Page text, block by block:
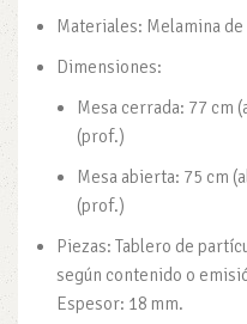
Materiales: Melamina
Dimensiones:
Mesa cerrada: 77 cm
(prof.)
Mesa abierta: 75 cm
(prof.)
Piezas: Tablero de
según contenido o
Espesor: 18 mm.